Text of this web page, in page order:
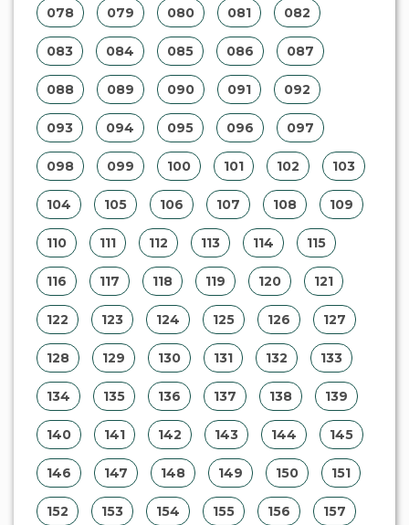
078 079 080 081 082
083 084 085 086 087
088 089 090 091 092
093 094 095 096 097
098 099 100 101 102 103
104 105 106 107 108 109
110 111 112 113 114 115
116 117 118 119 120 121
122 123 124 125 126 127
128 129 130 131 132 133
134 135 136 137 138 139
140 141 142 143 144 145
146 147 148 149 150 151
152 153 154 155 156 157